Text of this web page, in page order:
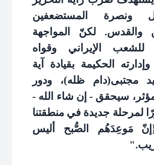
ونصرة المستضعفين
والقدس. لكنّ المواجهة
للشعب الإيراني وقواه
الحكيمة بقيادة آية
مجتبى(دام ظله)، ودور
سيحقق - إن شاء الله -
لمرحلة جديدة في منطقتنا
{إنّ مَوعِدَهُم الصُّبح أليس
".